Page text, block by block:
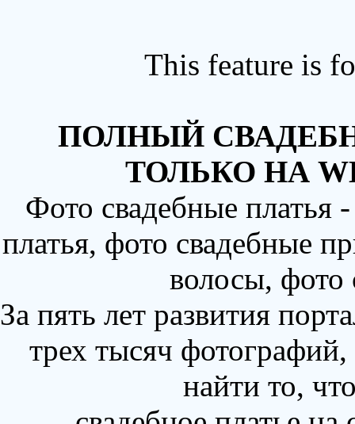
This feature is
ПОЛНЫЙ
ТОЛЬКО НА
Фото свадебные
платья, фото свадебные
волосы,
За пять лет развития
трех тысяч
найти то,